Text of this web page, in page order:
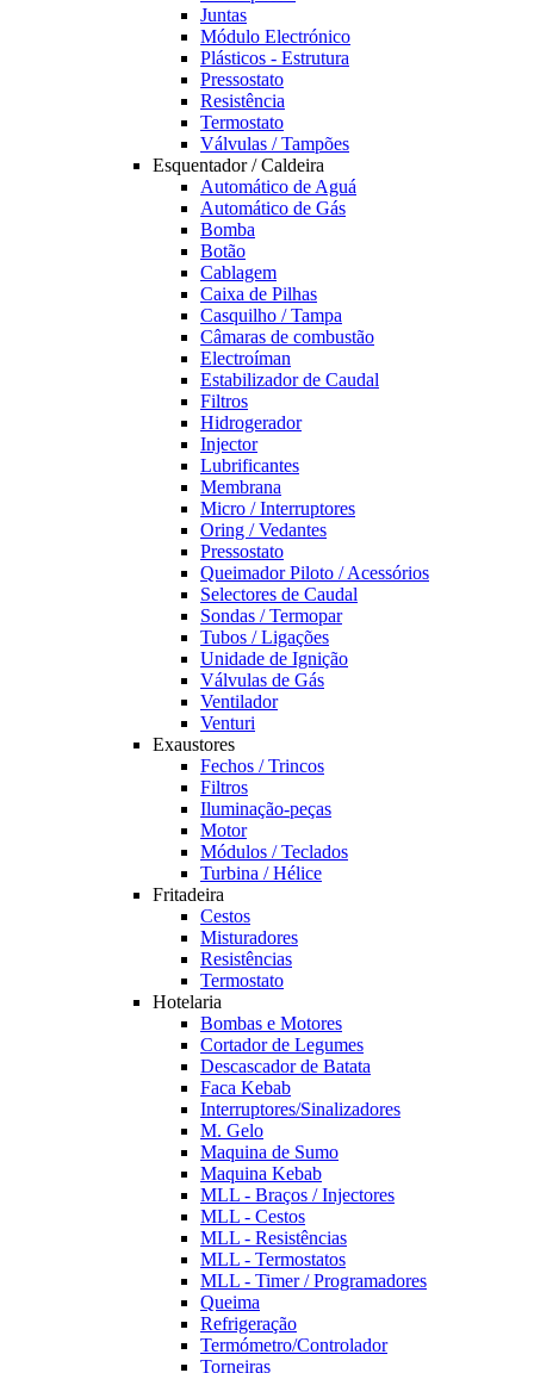
Juntas
Módulo Electrónico
Plásticos - Estrutura
Pressostato
Resistência
Termostato
Válvulas / Tampões
Esquentador / Caldeira
Automático de Aguá
Automático de Gás
Bomba
Botão
Cablagem
Caixa de Pilhas
Casquilho / Tampa
Câmaras de combustão
Electroíman
Estabilizador de Caudal
Filtros
Hidrogerador
Injector
Lubrificantes
Membrana
Micro / Interruptores
Oring / Vedantes
Pressostato
Queimador Piloto / Acessórios
Selectores de Caudal
Sondas / Termopar
Tubos / Ligações
Unidade de Ignição
Válvulas de Gás
Ventilador
Venturi
Exaustores
Fechos / Trincos
Filtros
Iluminação-peças
Motor
Módulos / Teclados
Turbina / Hélice
Fritadeira
Cestos
Misturadores
Resistências
Termostato
Hotelaria
Bombas e Motores
Cortador de Legumes
Descascador de Batata
Faca Kebab
Interruptores/Sinalizadores
M. Gelo
Maquina de Sumo
Maquina Kebab
MLL - Braços / Injectores
MLL - Cestos
MLL - Resistências
MLL - Termostatos
MLL - Timer / Programadores
Queima
Refrigeração
Termómetro/Controlador
Torneiras